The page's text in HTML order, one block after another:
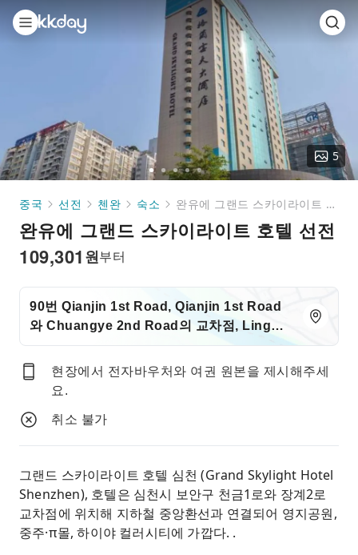
Go
1
Go
2
Go
3
Go
4
Go
5
5
중국 선전 첸완 숙소 완유에 그랜드 스카이라이트 호텔 선전
완유에 그랜드 스카이라이트 호텔 선전
원
109,301 부터
90번 Qianjin 1st Road, Qianjin 1st Road
와 Chuangye 2nd Road의 교차점, Lingzhi
지하철 역 B2 출구에서 2m (Lingzhi Park,
Zhongzhou·πmall 및 Haiya Colour City
근처) 심천 CN
현장에서 전자바우처와 여권 원본을 제시해주세
요.
취소 불가
그랜드 스카이라이트 호텔 심천 (Grand Skylight Hotel
Shenzhen), 호텔은 심천시 보안구 천금1로와 장계2로
교차점에 위치해 지하철 중앙환선과 연결되어 영지공원,
중주·π몰, 하이야 컬러시티에 가깝다. .